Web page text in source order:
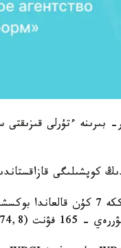
بىرىنە ءتۇرلى
كوپشىلىگى
بولىپ شىقتى.